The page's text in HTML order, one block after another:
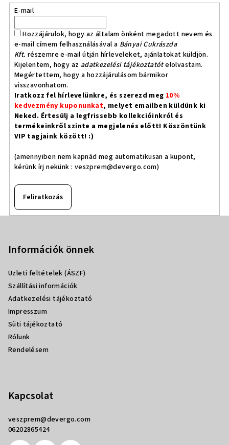
E-mail
Hozzájárulok, hogy az általam önként megadott nevem és
e-mail címem felhasználásával a Bányai Cukrászda
Kft. részemre e-mail útján hírleveleket, ajánlatokat küldjön.
Kijelentem, hogy az adatkezelési tájékoztatótelolvastam.
Megértettem, hogy a hozzájárulásom bármikor
visszavonhatom.
Iratkozz fel hírlevelünkre, és szerezd meg 10%
kedvezmény kuponunkat, melyet emailben küldünk ki
Neked. Értesülj a legfrissebb kollekcióinkról és
termékeinkről szinte a megjelenés előtt! Köszöntünk
VIP tagjaink között! :)
(amennyiben nem kapnád meg automatikusan a kupont,
kérünk írj nekünk : veszprem@devergo.com)
Feliratkozás
Információk önnek
Üzleti feltételek (ÁSZF)
Szállítási információk
Adatkezelési tájékoztató
Impresszum
Süti tájékoztató
Rólunk
Rendelésem
Kapcsolat
veszprem@devergo.com
06202865424